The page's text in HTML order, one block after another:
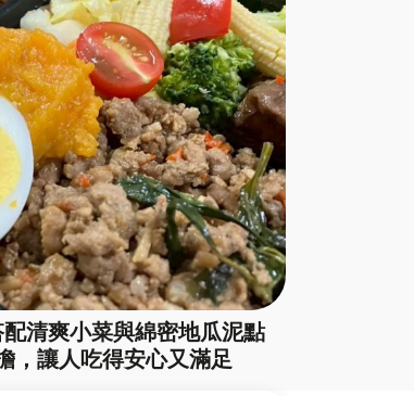
清爽小菜與綿密地瓜泥點
，讓人吃得安心又滿足